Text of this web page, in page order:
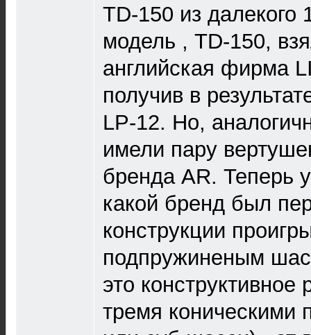
TD-150 из далекого
модель , TD-150,
английская фирма
получив в
LP-12. Но,
имели пару
бренда AR. Теперь
какой бренд был
конструкции
подпружиненым
это
тремя коническими